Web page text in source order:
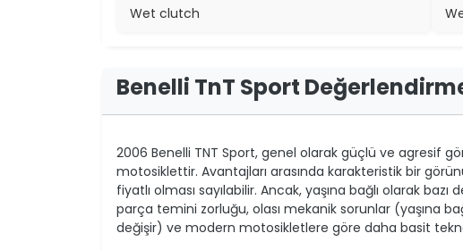
Wet clutch
Benelli TnT Sport
2006 Benelli TNT Sport, genel olarak güçlü ve agresif
motosiklettir. Avantajları arasında karakteristik bir
fiyatlı olması sayılabilir. Ancak, yaşına bağlı olarak
parça temini zorluğu, olası mekanik sorunlar (yaşına
değişir) ve modern motosikletlere göre daha basit